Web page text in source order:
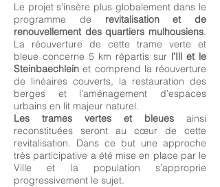
Le projet s’insère plus globalement dans le
programme de revitalisation et de
renouvellement des quartiers mulhousiens.
La réouverture de cette trame verte et
bleue concerne 5 km répartis sur l’Ill et le
Steinbaechlein et comprend la réouverture
de linéaires couverts, la restauration des
berges et l’aménagement d’espaces
urbains en lit majeur naturel.
Les trames vertes et bleues ainsi
reconstituées seront au cœur de cette
revitalisation. Dans ce but une approche
très participative a été mise en place par le
Ville et la population s’approprie
progressivement le sujet.